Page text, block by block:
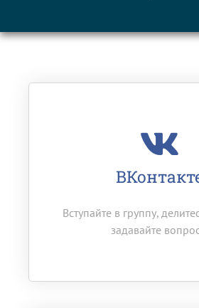
Вступайте в группу,
задавайте